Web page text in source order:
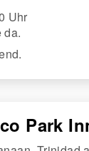
Uhr
da.
Park